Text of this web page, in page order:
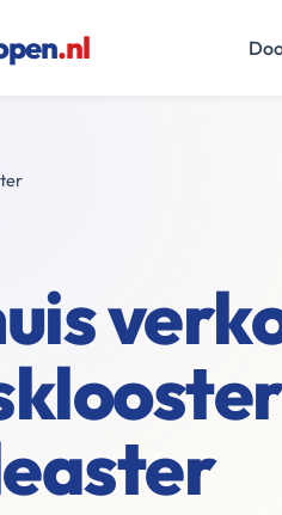
.nl